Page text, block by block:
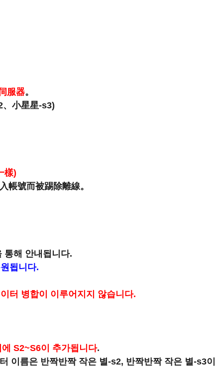
服器。
小星星-s3)
樣)
帳號而被踢除離線。
통해 안내됩니다.
됩니다.
터 병합이 이루어지지 않습니다.
S2~S6이 추가됩니다.
이름은 반짝반짝 작은 별-s2, 반짝반짝 작은 별-s3이